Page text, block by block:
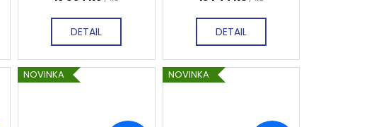
DETAIL DETAIL
NOVINKA NOVINKA